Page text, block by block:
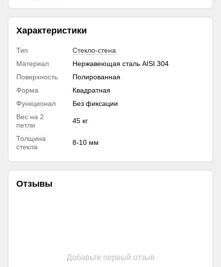
Характеристики
Тип
Стекло-стена
Материал
Нержавеющая сталь AISI 304
Поверхность
Полированная
Форма
Квадратная
Функционал
Без фиксации
Вес на 2
петли
45 кг
Толщина
стекла
8-10 мм
Отзывы
Добавьте первый отзыв